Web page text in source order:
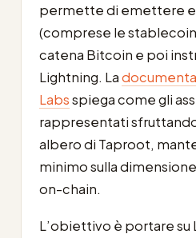
permette di emettere
(comprese le
catena Bitcoin e poi
Lightning. La
Labsspiega come gli
rappresentati
albero di Taproot,
minimo sulla
on-chain.
L’obiettivo è portare su